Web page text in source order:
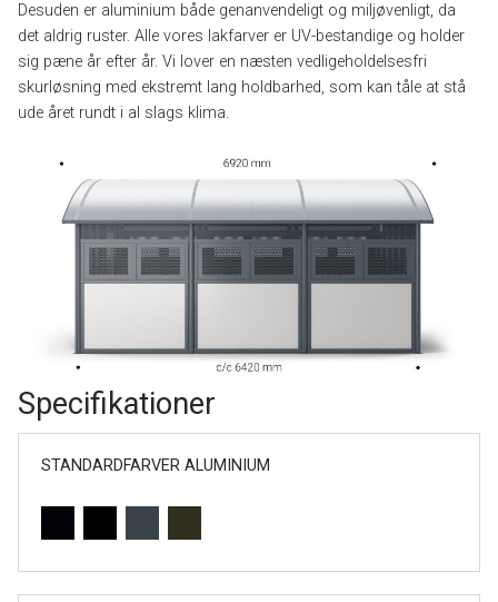
Desuden er aluminium både genanvendeligt og miljøvenligt, da
det aldrig ruster. Alle vores lakfarver er UV-bestandige og holder
sig pæne år efter år. Vi lover en næsten vedligeholdelsesfri
skurløsning med ekstremt lang holdbarhed, som kan tåle at stå
ude året rundt i al slags klima.
Specifikationer
STANDARDFARVER ALUMINIUM